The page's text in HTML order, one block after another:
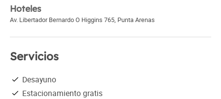
Hoteles
Av. Libertador Bernardo O Higgins 765, Punta Arenas
Servicios
Desayuno
Estacionamiento gratis